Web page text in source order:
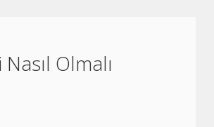
Olmalı